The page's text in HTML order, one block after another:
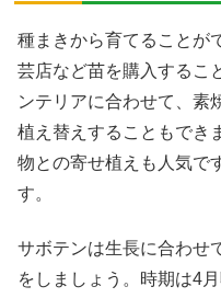
種まきから育てることが
芸店など苗を購入するこ
ンテリアに合わせて、素
植え替えすることもでき
物との寄せ植えも人気で
す。
サボテンは生長に合わせ
をしましょう。時期は4